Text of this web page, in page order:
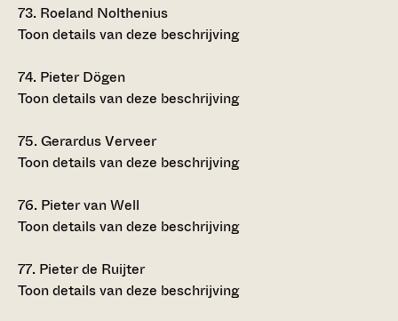
73. Roeland Nolthenius
Toon details van deze beschrijving
74. Pieter Dögen
Toon details van deze beschrijving
75.Gerardus Verveer
Toon details van deze beschrijving
76. Pieter van Well
Toon details van deze beschrijving
77. Pieter de Ruijter
Toon details van deze beschrijving